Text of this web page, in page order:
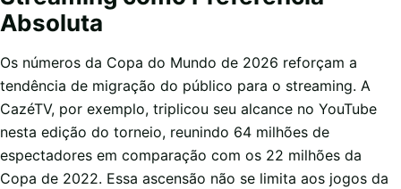
Absoluta
Os números da Copa do Mundo de 2026 reforçam a
tendência de migração do público para o streaming. A
CazéTV, por exemplo, triplicou seu alcance no YouTube
nesta edição do torneio, reunindo 64 milhões de
espectadores em comparação com os 22 milhões da
Copa de 2022. Essa ascensão não se limita aos jogos da